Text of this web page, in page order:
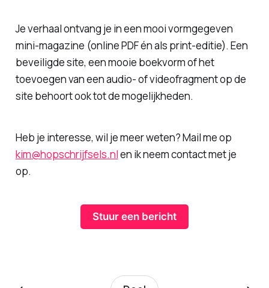
Je verhaal ontvang je in een mooi vormgegeven
mini-magazine (online PDF én als print-editie). Een
beveiligde site, een mooie boekvorm of het
toevoegen van een audio- of videofragment op de
site behoort ook tot de mogelijkheden.
Heb je interesse, wil je meer weten? Mail me op
kim@hopschrijfsels.nlen ik neem contact met je
op.
Stuur een bericht